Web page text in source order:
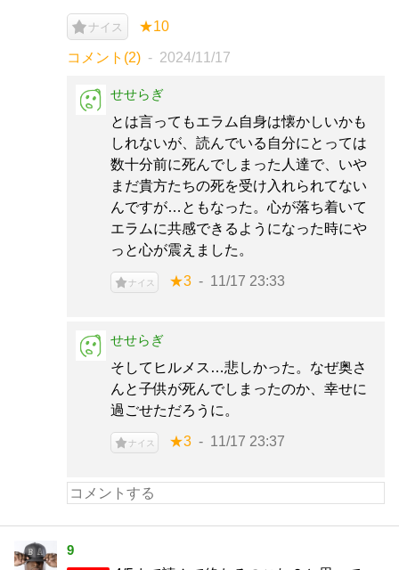
ナイス ★10
コメント(2) 2024/11/17
せせらぎ
とは言ってもエラム自身は懐かしいかも
しれないが、読んでいる自分にとっては
数十分前に死んでしまった人達で、いや
まだ貴方たちの死を受け入れられてない
んですが…ともなった。心が落ち着いて
エラムに共感できるようになった時にや
っと心が震えました。
ナイス ★3 11/17 23:33
せせらぎ
そしてヒルメス…悲しかった。なぜ奥さ
んと子供が死んでしまったのか、幸せに
過ごせただろうに。
ナイス ★3 11/17 23:37
9